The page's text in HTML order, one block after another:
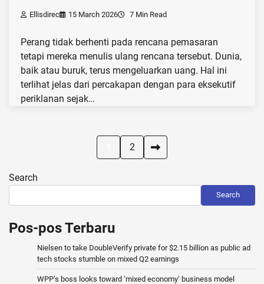
Ellisdirec 15 March 2026 7 Min Read
Perang tidak berhenti pada rencana pemasaran
tetapi mereka menulis ulang rencana tersebut. Dunia,
baik atau buruk, terus mengeluarkan uang. Hal ini
terlihat jelas dari percakapan dengan para eksekutif
periklanan sejak…
2
Search
Search
Pos-pos Terbaru
Nielsen to take DoubleVerify private for $2.15 billion as public ad
tech stocks stumble on mixed Q2 earnings
WPP’s boss looks toward ‘mixed economy’ business model